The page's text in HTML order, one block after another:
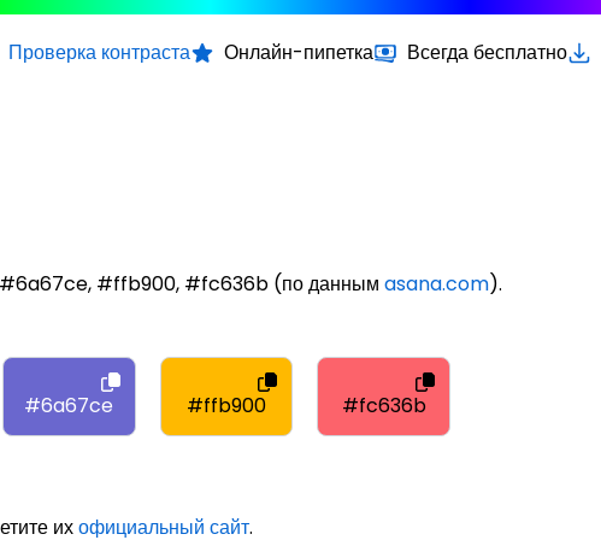
Проверка контраста Онлайн-пипетка Всегда бесплатно
#ffb900, #fc636b (по данным asana.com).
#6a67ce #ffb900 #fc636b
ихофициальный сайт.